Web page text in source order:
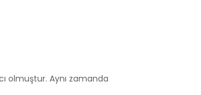
olmuştur. Aynı zamanda